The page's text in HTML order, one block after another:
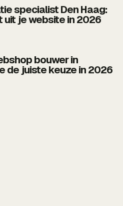
specialist Den Haag:
uit je website in 2026
bouwer in
de juiste keuze in 2026